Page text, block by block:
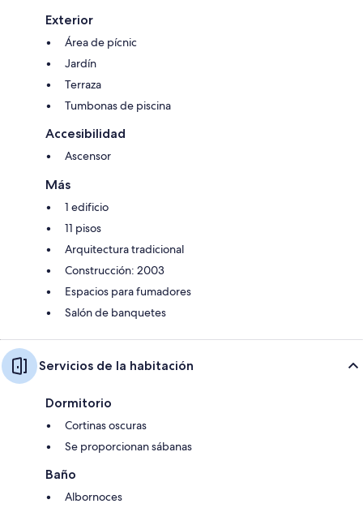
Exterior
Área de pícnic
Jardín
Terraza
Tumbonas de piscina
Accesibilidad
Ascensor
Más
1 edificio
11 pisos
Arquitectura tradicional
Construcción: 2003
Espacios para fumadores
Salón de banquetes
Servicios de la habitación
Dormitorio
Cortinas oscuras
Se proporcionan sábanas
Baño
Albornoces